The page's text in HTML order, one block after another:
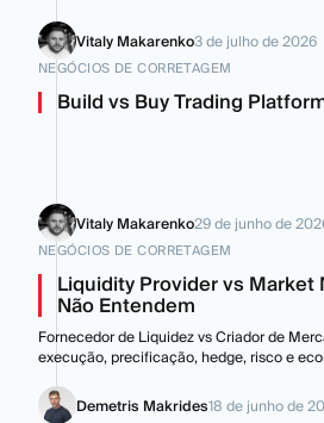
Vitaly Makarenko3 de julho de 2026
NEGÓCIOS DE CORRETAGEM
Build vs Buy Trading
Vitaly Makarenko29 de junho de
NEGÓCIOS DE CORRETAGEM
Liquidity Provider vs Market
Não Entendem
Fornecedor de Liquidez vs Criador de
execução, precificação, hedge, risco e
Demetris Makrides18 de junho de